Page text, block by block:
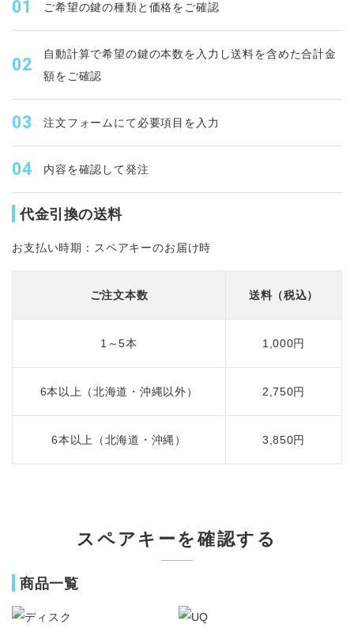
ご希望の鍵の種類と価格をご確認
自動計算で希望の鍵の本数を入力し送料を含めた合計金
額をご確認
注文フォームにて必要項目を入力
内容を確認して発注
代金引換の送料
お支払い時期：スペアキーのお届け時
ご注文本数 送料（税込）
1～5本 1,000円
6本以上（北海道・沖縄以外） 2,750円
6本以上（北海道・沖縄） 3,850円
スペアキーを確認する
商品一覧